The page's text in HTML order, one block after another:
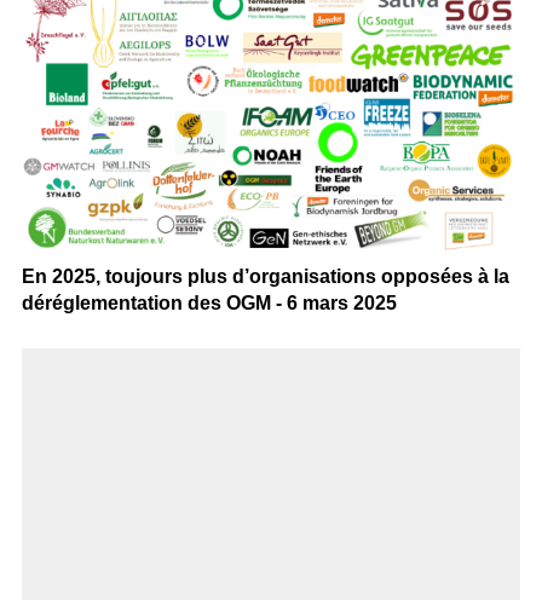
En 2025, toujours plus d’organisations opposées à la
déréglementation des OGM - 6 mars 2025